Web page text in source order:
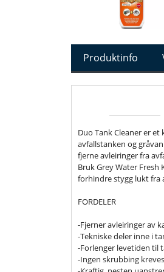
Produktinfo
Duo Tank Cleaner er
avfallstanken og
fjerne avleiringer fra
Bruk Grey Water
forhindre stygg lukt fra
FORDELER
-Fjerner avleiringer av
-Tekniske deler inne i
-Forlenger levetiden til
-Ingen skrubbing